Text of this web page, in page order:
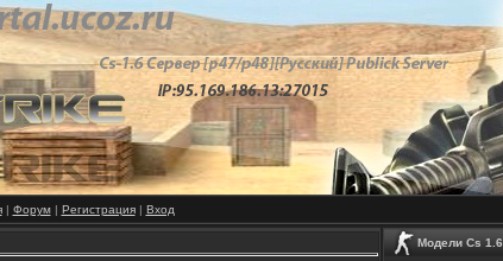
| Форум| Регистрация| Вход
Модели Cs 1.6